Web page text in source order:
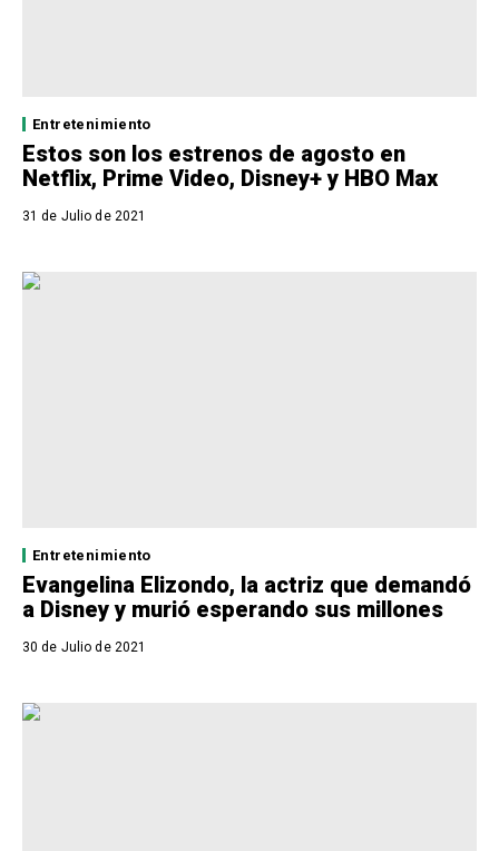
Entretenimiento
Estos son los estrenos de agosto en
Netflix, Prime Video, Disney+ y HBO Max
31 de Julio de 2021
Entretenimiento
Evangelina Elizondo, la actriz que demandó
a Disney y murió esperando sus millones
30 de Julio de 2021